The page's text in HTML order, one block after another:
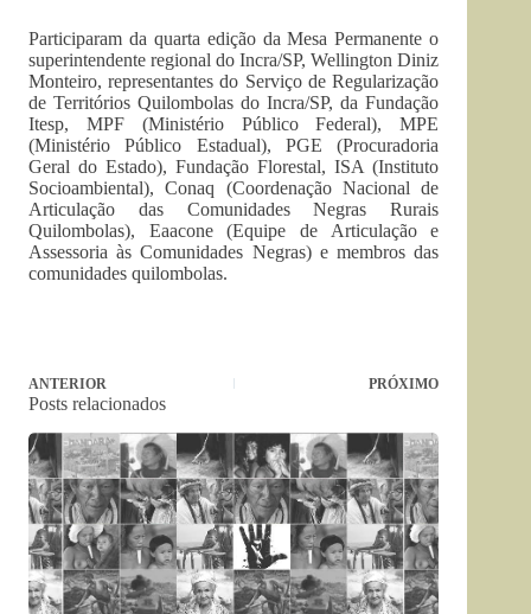
Participaram da quarta edição da Mesa Permanente o
superintendente regional do Incra/SP, Wellington Diniz
Monteiro, representantes do Serviço de Regularização
de Territórios Quilombolas do Incra/SP, da Fundação
Itesp, MPF (Ministério Público Federal), MPE
(Ministério Público Estadual), PGE (Procuradoria
Geral do Estado), Fundação Florestal, ISA (Instituto
Socioambiental), Conaq (Coordenação Nacional de
Articulação das Comunidades Negras Rurais
Quilombolas), Eaacone (Equipe de Articulação e
Assessoria às Comunidades Negras) e membros das
comunidades quilombolas.
ANTERIOR PRÓXIMO
Posts relacionados